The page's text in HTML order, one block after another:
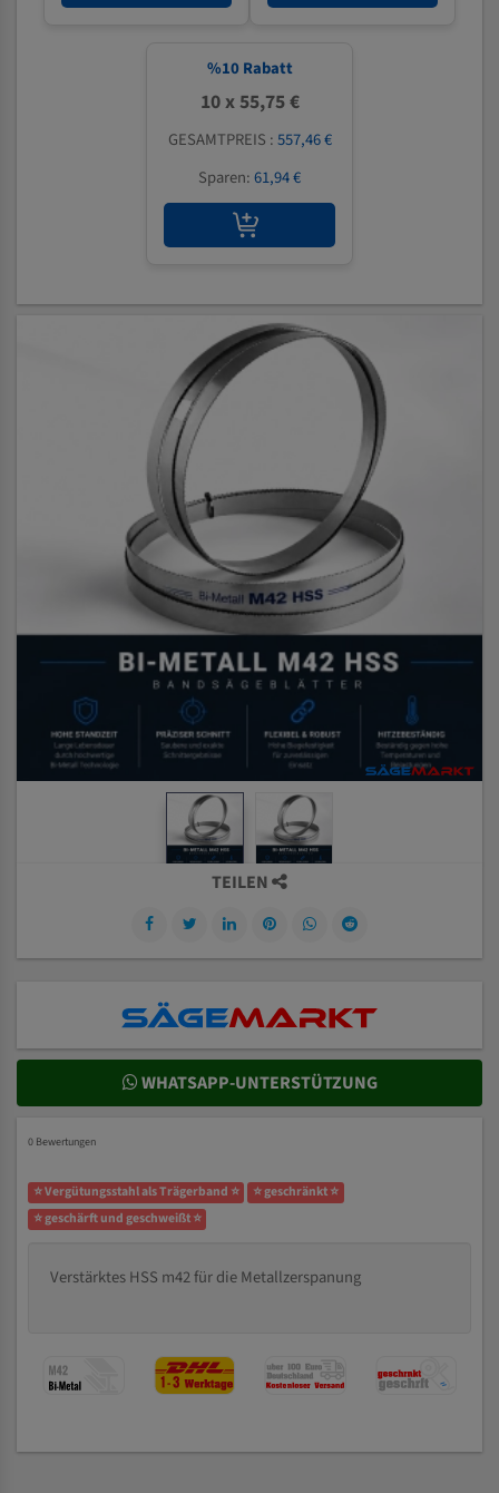
%10 Rabatt
10 x 55,75 €
GESAMTPREIS :557,46 €
Sparen:61,94 €
TEILEN
WHATSAPP-UNTERSTÜTZUNG
0 Bewertungen
⭐ Vergütungsstahl als Trägerband ⭐
⭐ geschränkt ⭐
⭐ geschärft und geschweißt ⭐
Verstärktes HSS m42 für die Metallzerspanung